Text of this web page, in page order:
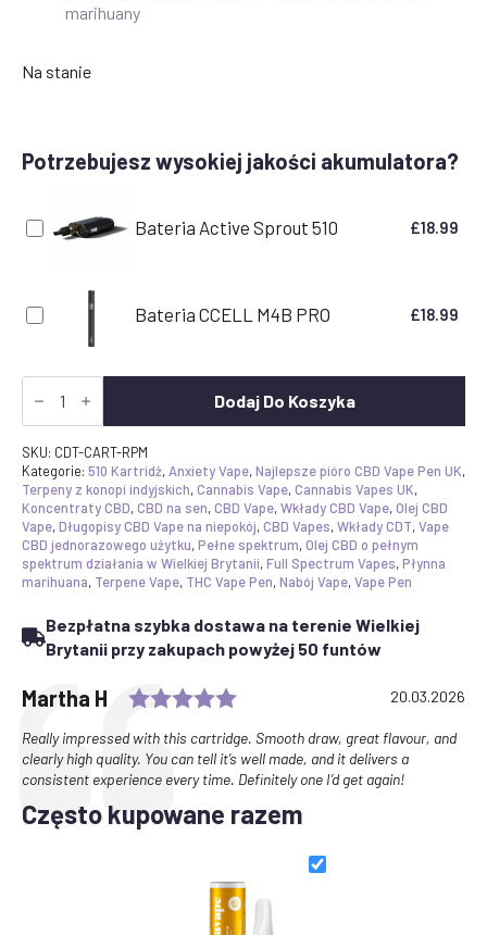
marihuany
Na stanie
Potrzebujesz wysokiej jakości akumulatora?
Bateria Active Sprout 510 £18.99
Bateria CCELL M4B PRO £18.99
Ilość
CDT
-
Permanent
Marker
|
Canavape
Reserve
|
80%+
Cannabinoids
Dodaj Do Koszyka
SKU: CDT-CART-RPM
Kategorie: 510 Kartridż, Anxiety Vape,Najlepsze pióro CBD Vape Pen UK,
Terpeny z konopi indyjskich,Cannabis Vape,Cannabis Vapes UK,
Koncentraty CBD,CBD na sen,CBD Vape,Wkłady CBD Vape,Olej CBD
Vape,Długopisy CBD Vape na niepokój,CBD Vapes,Wkłady CDT,Vape
CBD jednorazowego użytku,Pełne spektrum,Olej CBD o pełnym
spektrum działania w Wielkiej Brytanii,Full Spectrum Vapes,Płynna
marihuana, Terpene Vape, THC Vape Pen,Nabój Vape,Vape Pen
Bezpłatna szybka dostawa na terenie Wielkiej
Brytanii przy zakupach powyżej 50 funtów
Testimonial
Author:
Martha H Rating: 5.0 out of 5 stars
Date:
20.03.2026
Text:
Really impressed with this cartridge. Smooth draw, great flavour, and
clearly high quality. You can tell it’s well made, and it delivers a
consistent experience every time. Definitely one I’d get again!
Często kupowane razem